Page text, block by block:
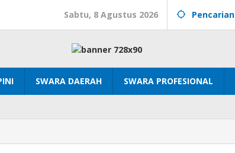
Sabtu, 8 Agustus 2026 Pencarian
SWARA DAERAH SWARA PROFESIONAL